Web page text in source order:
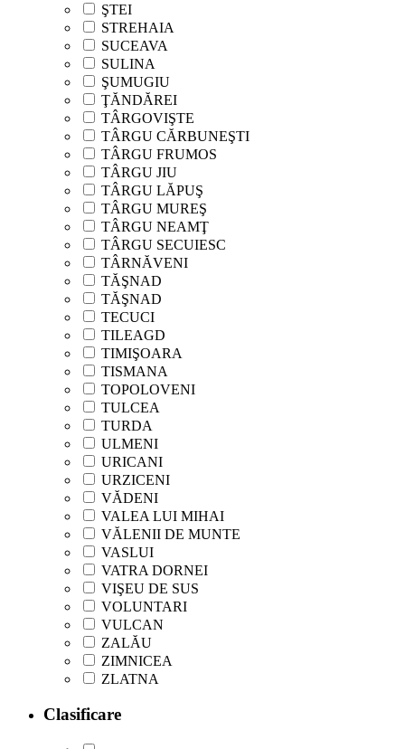
ŞTEI
STREHAIA
SUCEAVA
SULINA
ŞUMUGIU
ŢĂNDĂREI
TÂRGOVIŞTE
TÂRGU CĂRBUNEŞTI
TÂRGU FRUMOS
TÂRGU JIU
TÂRGU LĂPUŞ
TÂRGU MUREŞ
TÂRGU NEAMŢ
TÂRGU SECUIESC
TÂRNĂVENI
TĂŞNAD
TĂŞNAD
TECUCI
TILEAGD
TIMIŞOARA
TISMANA
TOPOLOVENI
TULCEA
TURDA
ULMENI
URICANI
URZICENI
VĂDENI
VALEA LUI MIHAI
VĂLENII DE MUNTE
VASLUI
VATRA DORNEI
VIŞEU DE SUS
VOLUNTARI
VULCAN
ZALĂU
ZIMNICEA
ZLATNA
Clasificare